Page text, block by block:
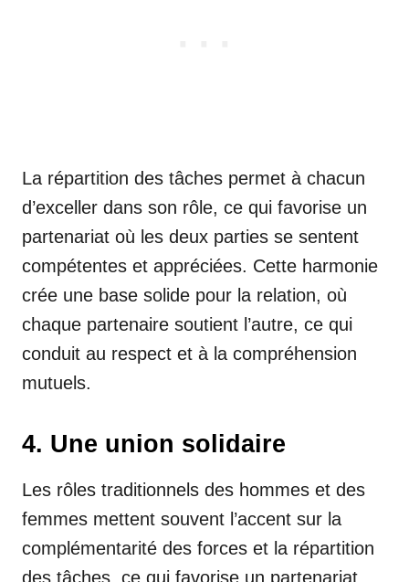
La répartition des tâches permet à chacun
d’exceller dans son rôle, ce qui favorise un
partenariat où les deux parties se sentent
compétentes et appréciées. Cette harmonie
crée une base solide pour la relation, où
chaque partenaire soutient l’autre, ce qui
conduit au respect et à la compréhension
mutuels.
4. Une union solidaire
Les rôles traditionnels des hommes et des
femmes mettent souvent l’accent sur la
complémentarité des forces et la répartition
des tâches, ce qui favorise un partenariat